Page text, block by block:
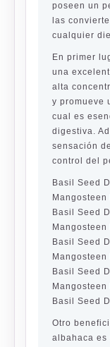
poseen un
las
cualquier
En primer
una
alta
y promueve
cual es
digestiva.
sensación
control del
Basil Seed
Basil Seed
Basil Seed
Basil Seed
Basil Seed
Otro
albahaca es